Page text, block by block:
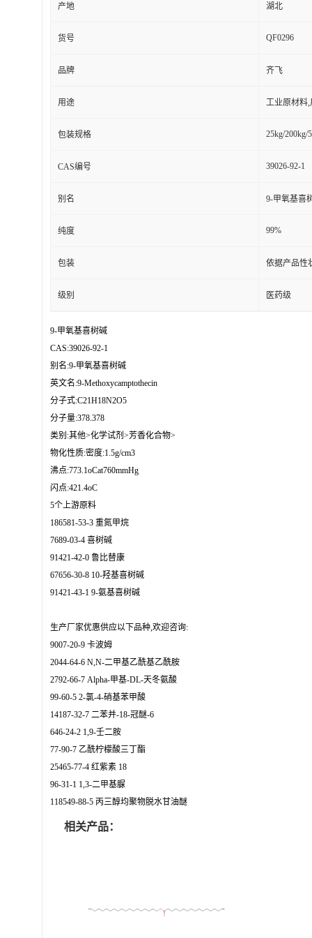
产地 湖北
货号 QF0296
品牌 齐飞
用途 工业原材料
包装规格 25kg/200kg/
CAS编号 39026-92-1
别名 9-甲氧基喜
纯度 99%
包装 依据产品性
级别 医药级
9-甲氧基喜树碱
CAS:39026-92-1
别名:9-甲氧基喜树碱
英文名:9-Methoxycamptothecin
分子式:C21H18N2O5
分子量:378.378
类别:其他>化学试剂>芳香化合物>
物化性质:密度:1.5g/cm3
沸点:773.1oCat760mmHg
闪点:421.4oC
5个上游原料
186581-53-3 重氮甲烷
7689-03-4 喜树碱
91421-42-0 鲁比替康
67656-30-8 10-羟基喜树碱
91421-43-1 9-氨基喜树碱
生产厂家优惠供应以下品种,欢迎咨询:
9007-20-9 卡波姆
2044-64-6 N,N-二甲基乙酰基乙酰胺
2792-66-7 Alpha-甲基-DL-天冬氨酸
99-60-5 2-氯-4-硝基苯甲酸
14187-32-7 二苯并-18-冠醚-6
646-24-2 1,9-壬二胺
77-90-7 乙酰柠檬酸三丁酯
25465-77-4 红紫素 18
96-31-1 1,3-二甲基脲
118549-88-5 丙三醇均聚物脱水甘油醚
相关产品：